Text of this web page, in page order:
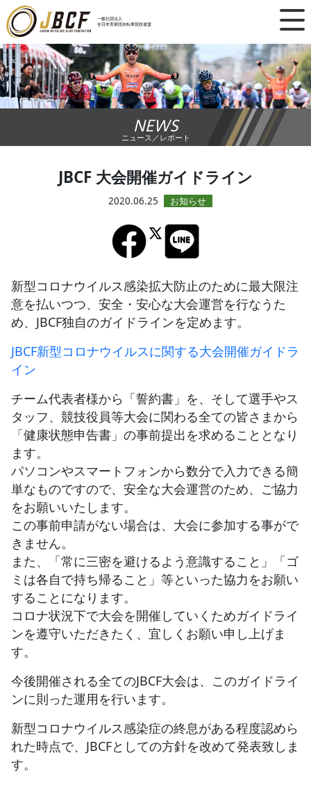
一般社団法人
全日本実業団自転車競技連盟
×
ニュース
レース日程
ランキング
チーム・選手
競技ガイド
エントリー
JBCF ROAD SERIESとは
NEWS
ニュース／レポート
JBCF 大会開催ガイドライン
2020.06.25
新型コロナウイルス感染拡大防止のために最大限注
意を払いつつ、安全・安心な大会運営を行なうた
め、JBCF独自のガイドラインを定めます。
JBCF新型コロナウイルスに関する大会開催ガイドラ
イン
チーム代表者様から「誓約書」を、そして選手やス
タッフ、競技役員等大会に関わる全ての皆さまから
「健康状態申告書」の事前提出を求めることとなり
ます。
パソコンやスマートフォンから数分で入力できる簡
単なものですので、安全な大会運営のため、ご協力
をお願いいたします。
この事前申請がない場合は、大会に参加する事がで
きません。
また、「常に三密を避けるよう意識すること」「ゴ
ミは各自で持ち帰ること」等といった協力をお願い
することになります。
コロナ状況下で大会を開催していくためガイドライ
ンを遵守いただきたく、宜しくお願い申し上げま
す。
今後開催される全てのJBCF大会は、このガイドライ
ンに則った運用を行います。
新型コロナウイルス感染症の終息がある程度認めら
れた時点で、JBCFとしての方針を改めて発表致しま
す。